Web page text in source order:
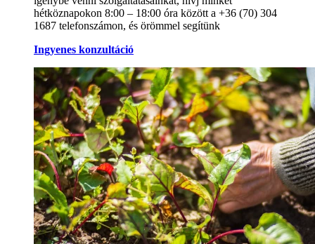
hétköznapokon 8:00 – 18:00 óra között a +36 (70) 304
1687 telefonszámon, és örömmel segítünk
Ingyenes konzultáció